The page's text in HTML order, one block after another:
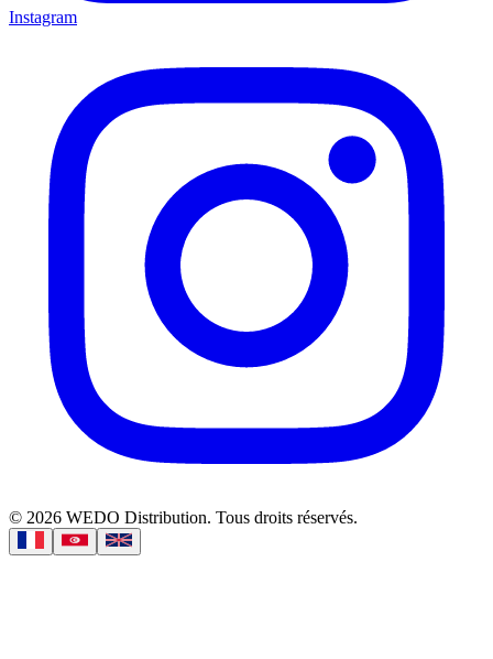
Instagram
© 2026 WEDO Distribution. Tous droits réservés.